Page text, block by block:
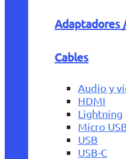
Adaptadores
Cables
Audio y
HDMI
Lightning
Micro
USB
USB-C